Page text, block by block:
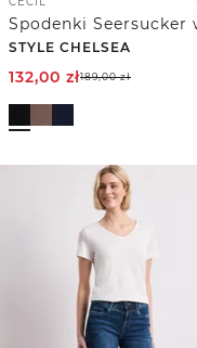
STYLE CHELSEA
132,00 zł189,00zł